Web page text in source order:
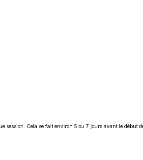
session. Cela se fait environ 5 ou 7 jours avant le début